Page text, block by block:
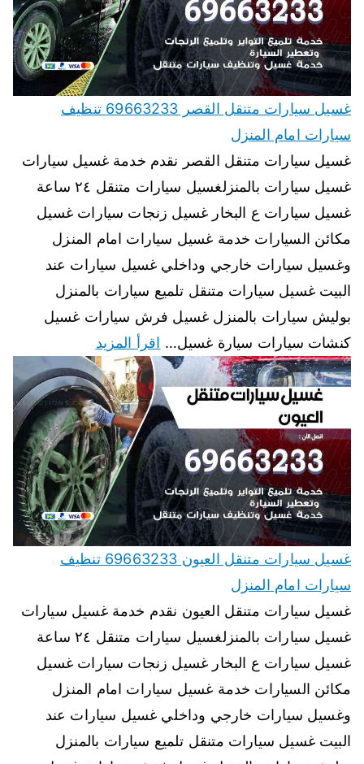
غسيل سيارات متنقل القصر 69663233 تنظيف
سيارات امام المنزل
غسيل سيارات متنقل القصر نقدم خدمة غسيل سيارات
غسيل سيارات بالمنزلغسيل سيارات متنقل ٢٤ ساعة
غسيل سيارات ع البخار غسيل زنجات سيارات غسيل
مكائن السيارات خدمة غسيل سيارات امام المنزل
وغسيل سيارات خارجي وداخلي غسيل سيارات عند
البيت غسيل سيارات متنقل تلميع سيارات بالمنزل
بوليش سيارات بالمنزل غسيل فرش سيارات غسيل
كنشات سيارات سيارة غسيل… اقرأ المزيد
غسيل سيارات متنقل العيون 69663233 تنظيف
سيارات امام المنزل
غسيل سيارات متنقل العيون نقدم خدمة غسيل سيارات
غسيل سيارات بالمنزلغسيل سيارات متنقل ٢٤ ساعة
غسيل سيارات ع البخار غسيل زنجات سيارات غسيل
مكائن السيارات خدمة غسيل سيارات امام المنزل
وغسيل سيارات خارجي وداخلي غسيل سيارات عند
البيت غسيل سيارات متنقل تلميع سيارات بالمنزل